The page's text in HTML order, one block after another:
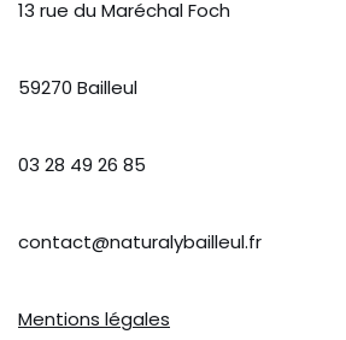
13 rue du Maréchal Foch
59270 Bailleul
03 28 49 26 85
contact@naturalybailleul.fr
Mentions légales